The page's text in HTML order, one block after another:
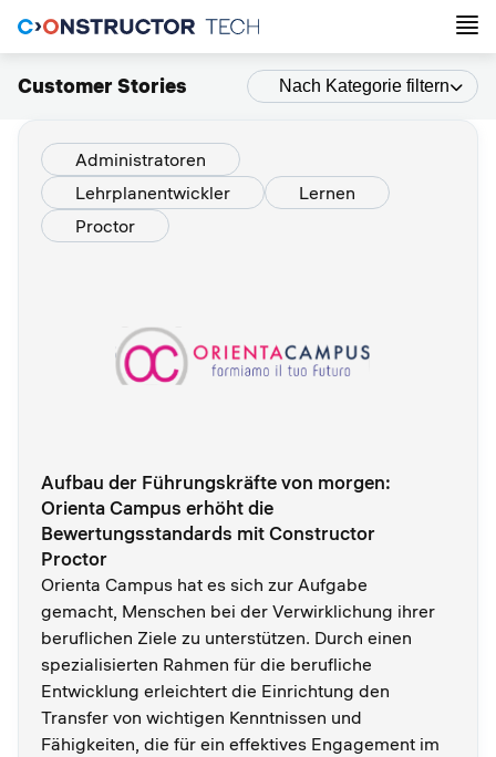
Customer Stories Nach Kategorie filtern
Administratoren
Lehrplanentwickler
Lernen
Proctor
Aufbau der Führungskräfte von morgen:
Orienta Campus erhöht die
Bewertungsstandards mit Constructor
Proctor
Orienta Campus hat es sich zur Aufgabe
gemacht, Menschen bei der Verwirklichung ihrer
beruflichen Ziele zu unterstützen. Durch einen
spezialisierten Rahmen für die berufliche
Entwicklung erleichtert die Einrichtung den
Transfer von wichtigen Kenntnissen und
Fähigkeiten, die für ein effektives Engagement im